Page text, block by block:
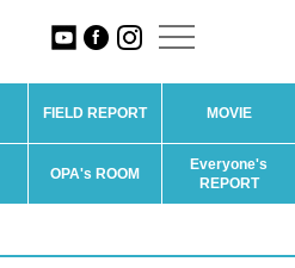
FIELD REPORT MOVIE
OPA's ROOM
Everyone's
REPORT